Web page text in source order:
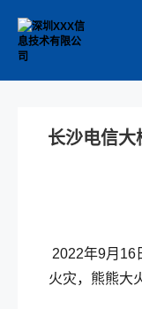
长沙电信大
2022年9月16
火灾，熊熊大